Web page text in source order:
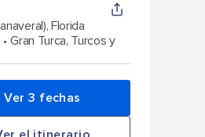
Florida
Gran Turca, Turcos y
Ver 3 fechas